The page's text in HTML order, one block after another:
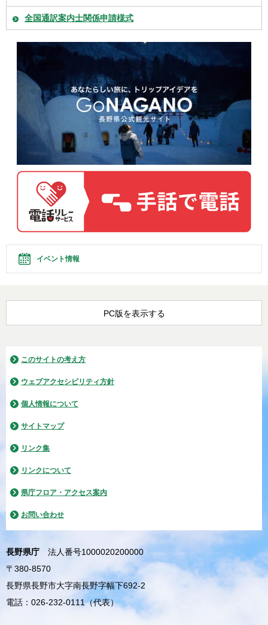
全国通訳案内士関係申請様式
イベント情報
PC版を表示する
このサイトの考え方
ウェブアクセシビリティ方針
個人情報について
サイトマップ
リンク集
リンクについて
県庁フロア・アクセス案内
お問い合わせ
長野県庁
法人番号1000020200000
〒380-8570
長野県長野市大字南長野字幅下692-2
電話：026-232-0111（代表）